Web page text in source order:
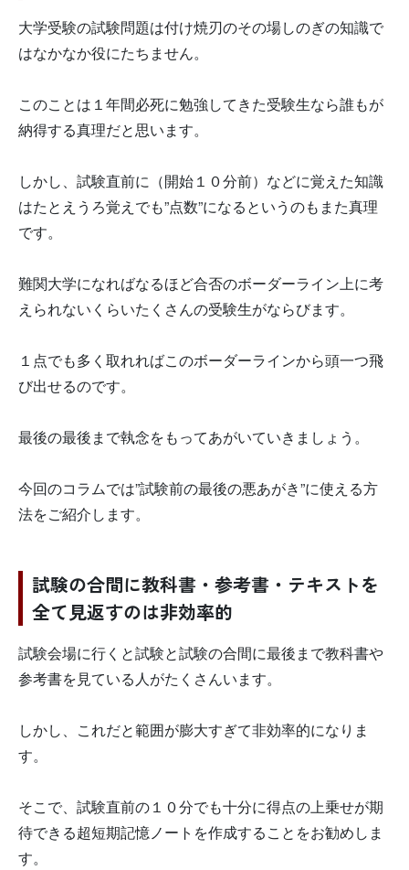
大学受験の試験問題は付け焼刃のその場しのぎの知識で
はなかなか役にたちません。
このことは１年間必死に勉強してきた受験生なら誰もが
納得する真理だと思います。
しかし、試験直前に（開始１０分前）などに覚えた知識
はたとえうろ覚えでも”点数”になるというのもまた真理
です。
難関大学になればなるほど合否のボーダーライン上に考
えられないくらいたくさんの受験生がならびます。
１点でも多く取れればこのボーダーラインから頭一つ飛
び出せるのです。
最後の最後まで執念をもってあがいていきましょう。
今回のコラムでは”試験前の最後の悪あがき”に使える方
法をご紹介します。
試験の合間に教科書・参考書・テキストを
全て見返すのは非効率的
試験会場に行くと試験と試験の合間に最後まで教科書や
参考書を見ている人がたくさんいます。
しかし、これだと範囲が膨大すぎて非効率的になりま
す。
そこで、試験直前の１０分でも十分に得点の上乗せが期
待できる超短期記憶ノートを作成することをお勧めしま
す。